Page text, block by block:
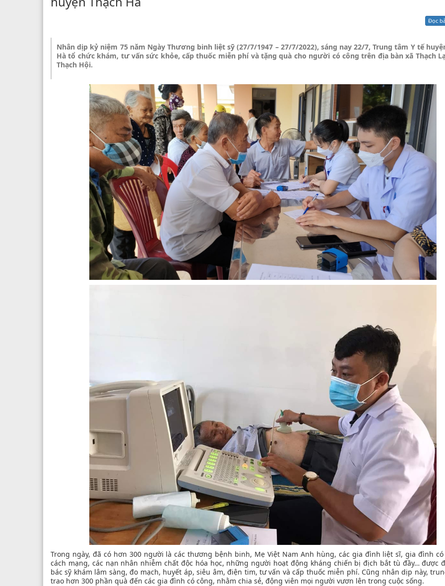
Đọc
Nhân dịp kỷ niệm 75 năm Ngày Thương binh liệt sỹ (27/7/1947 – 27/7/2022), sáng nay 22/7, Trung tâm Y tế
Hà tổ chức khám, tư vấn sức khỏe, cấp thuốc miễn phí và tặng quà cho người có công trên địa bàn xã Thạch
Thạch Hội.
Trong ngày, đã có hơn 300 người là các thương bệnh binh, Mẹ Việt Nam Anh hùng, các gia đình liệt sĩ, gia đình
cách mạng, các nạn nhân nhiễm chất độc hóa học, những người hoạt động kháng chiến bị địch bắt tù đầy… được
bác sỹ khám lâm sàng, đo mạch, huyết áp, siêu âm, điện tim, tư vấn và cấp thuốc miễn phí. Cũng nhân dịp này,
trao hơn 300 phần quà đến các gia đình có công, nhằm chia sẻ, động viên mọi người vươn lên trong cuộc sống.